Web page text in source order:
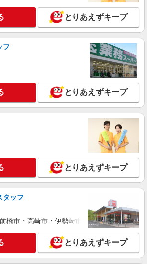
境駅｜看護師さんのサポートスタッフ募集
療行為なし
時給1600円〜2250円 ＜日払い有/週払い有/交
横浜市瀬谷区≪最寄駅：三ツ境≫
詳細を見る
ス 新宿本社 第2営業部
付き有料老人ホームでの看護師
時給：2200円〜2350円 ※資格や経験などによ
神奈川県横浜市瀬谷区
日1万〜】三ツ境駅☆シーツ交換・食事配
ど
時給1250円〜1350円 ＜交通費全支給(ガソリ
とりあえずキープ
フ
とりあえずキープ
とりあえずキープ
タッフ
橋市・高崎市・伊勢崎市・太田市・館林市
とりあえずキープ